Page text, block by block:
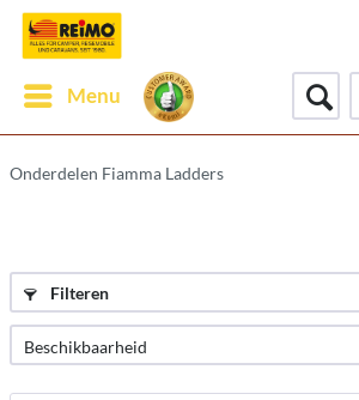
Menu
Onderdelen Fiamma Ladders
Filteren